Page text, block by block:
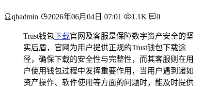
qbadmin 2026年06月04日 07:01 1.1K 0
Trust钱包下载官网及客服是保障数字资产安全的坚
实后盾，官网为用户提供正规的Trust钱包下载途
径，确保下载的安全性与完整性，而其客服则在用
户使用钱包过程中发挥重要作用，当用户遇到诸如
资产操作、软件使用等方面的问题时，能及时提供